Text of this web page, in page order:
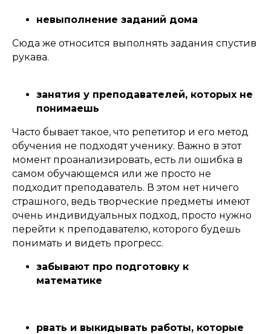
невыполнение заданий дома
Сюда же относится выполнять задания спустив
рукава.
занятия у преподавателей, которых не
понимаешь
Часто бывает такое, что репетитор и его метод
обучения не подходят ученику. Важно в этот
момент проанализировать, есть ли ошибка в
самом обучающемся или же просто не
подходит преподаватель. В этом нет ничего
страшного, ведь творческие предметы имеют
очень индивидуальных подход, просто нужно
перейти к преподавателю, которого будешь
понимать и видеть прогресс.
забывают про подготовку к
математике
рвать и выкидывать работы, которые